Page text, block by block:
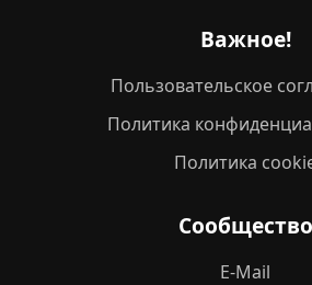
Важное!
Пользовательское
Политика
Политика
Сообщество
E-Mail